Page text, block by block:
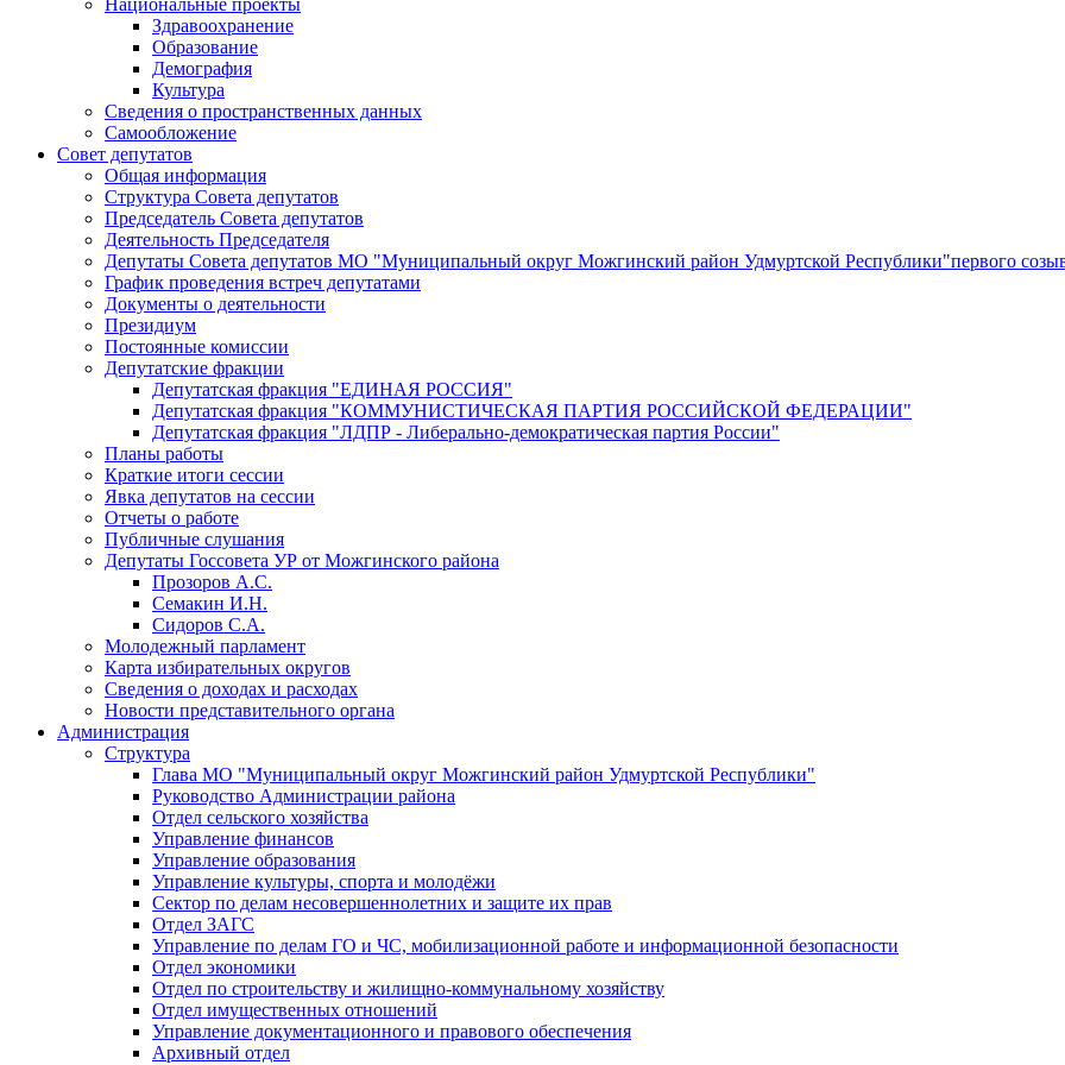
Здравоохранение
Образование
Демография
Культура
Сведения о пространственных данных
Самообложение
Совет депутатов
Общая информация
Структура Совета депутатов
Председатель Совета депутатов
Деятельность Председателя
Депутаты Совета депутатов МО "Муниципальный округ Можгинский район Удмуртской Республики"первого
График проведения встреч депутатами
Документы о деятельности
Президиум
Постоянные комиссии
Депутатские фракции
Депутатская фракция "ЕДИНАЯ РОССИЯ"
Депутатская фракция "КОММУНИСТИЧЕСКАЯ ПАРТИЯ РОССИЙСКОЙ ФЕДЕРАЦИИ"
Депутатская фракция "ЛДПР - Либерально-демократическая партия России"
Планы работы
Краткие итоги сессии
Явка депутатов на сессии
Отчеты о работе
Публичные слушания
Депутаты Госсовета УР от Можгинского района
Прозоров А.С.
Семакин И.Н.
Сидоров С.А.
Молодежный парламент
Карта избирательных округов
Сведения о доходах и расходах
Новости представительного органа
Администрация
Структура
Глава МО "Муниципальный округ Можгинский район Удмуртской Республики"
Руководство Администрации района
Отдел сельского хозяйства
Управление финансов
Управление образования
Управление культуры, спорта и молодёжи
Сектор по делам несовершеннолетних и защите их прав
Отдел ЗАГС
Управление по делам ГО и ЧС, мобилизационной работе и информационной безопасности
Отдел экономики
Отдел по строительству и жилищно-коммунальному хозяйству
Отдел имущественных отношений
Управление документационного и правового обеспечения
Архивный отдел